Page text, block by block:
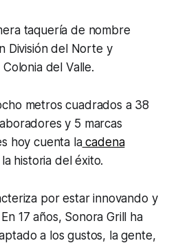
taquería de nombre
División del Norte y
del Valle.
metros cuadrados a 38
y 5 marcas
hoy cuenta lacadena
historia del éxito.
por estar innovando y
17 años, Sonora Grill ha
a los gustos, la gente,